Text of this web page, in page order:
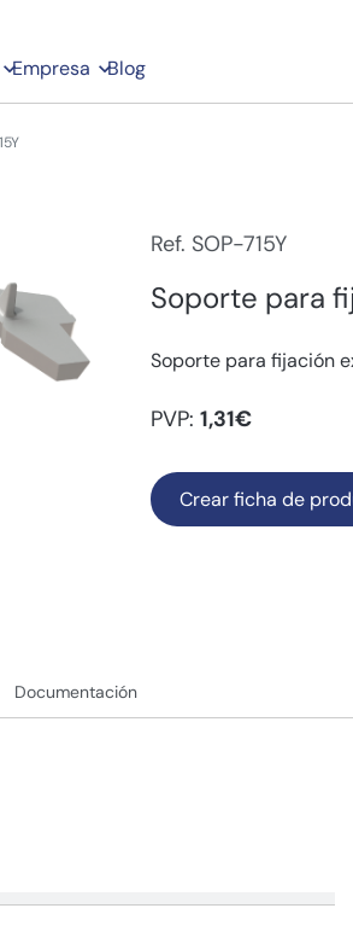
Empresa Blog
Ref. SOP-715Y
Soporte para
Soporte para fijación
PVP: 1,31€
Crear ficha de
Documentación